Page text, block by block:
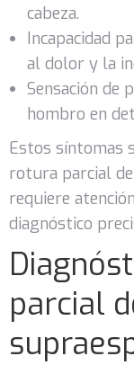
cabeza.
Incapacidad
al dolor y la
Sensación de
hombro en
Estos síntomas
rotura parcial
requiere
diagnóstico
parcial